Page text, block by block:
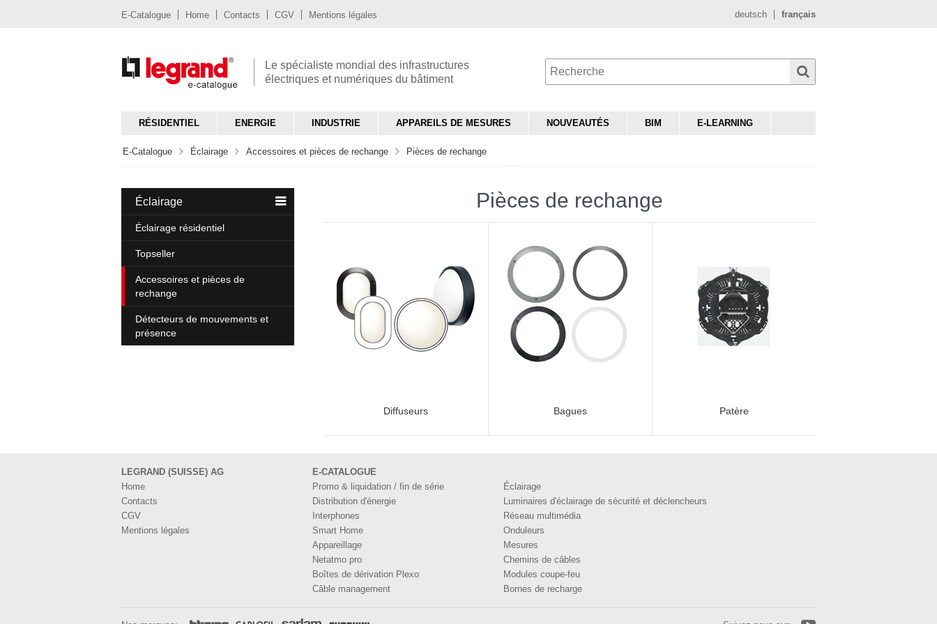
E-Catalogue Home Contacts CGV Mentions légales deutsch français
Le spécialiste mondial des infrastructures
électriques et numériques du bâtiment
RÉSIDENTIEL ENERGIE INDUSTRIE APPAREILS DE MESURES NOUVEAUTÉS BIM E-LEARNING
E-Catalogue Éclairage Accessoires et pièces de rechange Pièces de rechange
Éclairage
Éclairage résidentiel
Topseller
Accessoires et pièces de
rechange
Détecteurs de mouvements et
présence
Pièces de rechange
Diffuseurs Bagues Patère
LEGRAND (SUISSE) AG
Home
Contacts
CGV
Mentions légales
E-CATALOGUE
Promo & liquidation / fin de série
Distribution d'énergie
Interphones
Smart Home
Appareillage
Netatmo pro
Boîtes de dérivation Plexo
Câble management
Éclairage
Luminaires d'éclairage de sécurité et déclencheurs
Réseau multimédia
Onduleurs
Mesures
Chemins de câbles
Modules coupe-feu
Bornes de recharge